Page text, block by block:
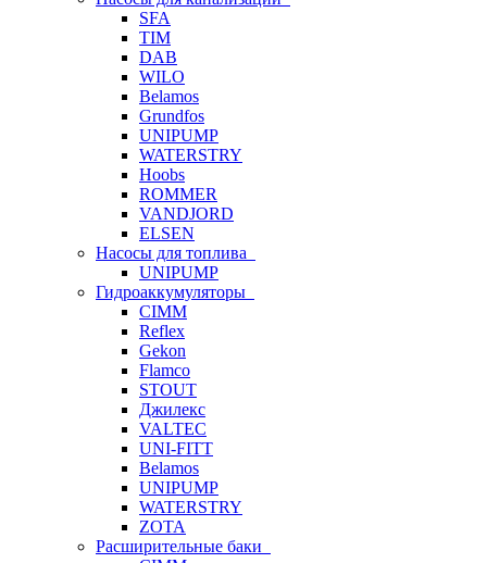
SFA
TIM
DAB
WILO
Belamos
Grundfos
UNIPUMP
WATERSTRY
Hoobs
ROMMER
VANDJORD
ELSEN
Насосы для топлива
UNIPUMP
Гидроаккумуляторы
CIMM
Reflex
Gekon
Flamco
STOUT
Джилекс
VALTEC
UNI-FITT
Belamos
UNIPUMP
WATERSTRY
ZOTA
Расширительные баки